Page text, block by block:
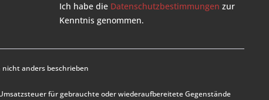
Ich habe die Datenschutzbestimmungen zur
Kenntnis genommen.
anders beschrieben
für gebrauchte oder wiederaufbereitete Gegenstände